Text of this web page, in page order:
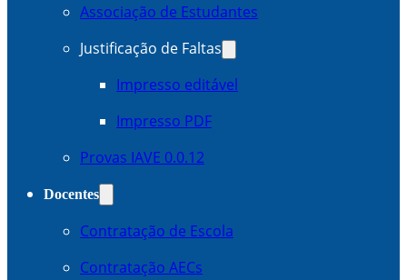
Associação de Estudantes
Justificação de Faltas
Impresso editável
Impresso PDF
Provas IAVE 0.0.12
Docentes
Contratação de Escola
Contratação AECs